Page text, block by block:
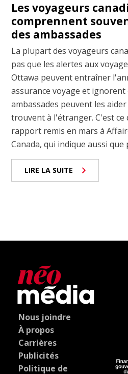
Les voyageurs
comprennent
des ambassades
La plupart des voyageurs
pas que les alertes aux
Ottawa peuvent entraîner
assurance voyage et ignorent
ambassades peuvent les
trouvent à l'étranger. C'est ce
rapport remis en mars à
Canada, qui indique aussi que
LIRE LA SUITE
Nous joindre
À propos
Carrières
Publicités
Politique de